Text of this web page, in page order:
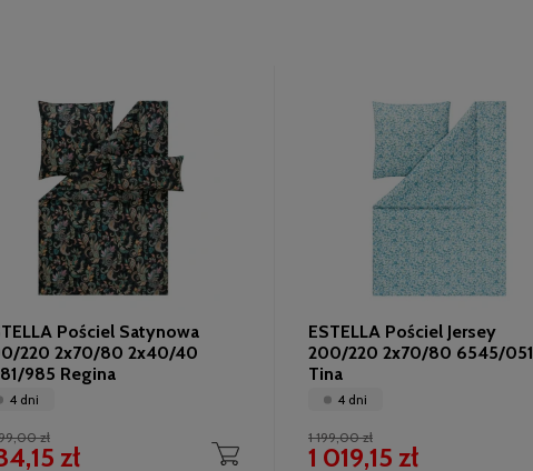
Pościel Satynowa
220 2x70/80 2x40/40
985 Regina
4 dni
zł
zł
ESTELLA Pościel Jersey
200/220 2x70/80 6545/051
Tina
4 dni
1 199,00 zł
1 019,15 zł